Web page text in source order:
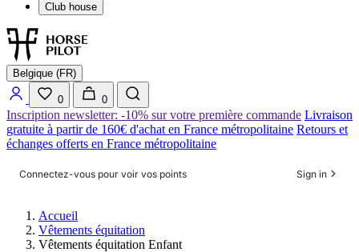
Club house
Belgique (FR)
0 0
Inscription newsletter: -10% sur votre première commande Livraison
gratuite à partir de 160€ d'achat en France métropolitaine Retours et
échanges offerts en France métropolitaine
Connectez-vous pour voir vos points Sign in
Accueil
Vêtements équitation
Vêtements équitation Enfant